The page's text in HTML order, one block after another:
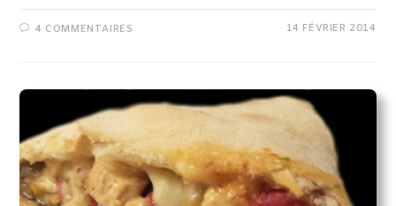
4 COMMENTAIRES 14 FÉVRIER 2014